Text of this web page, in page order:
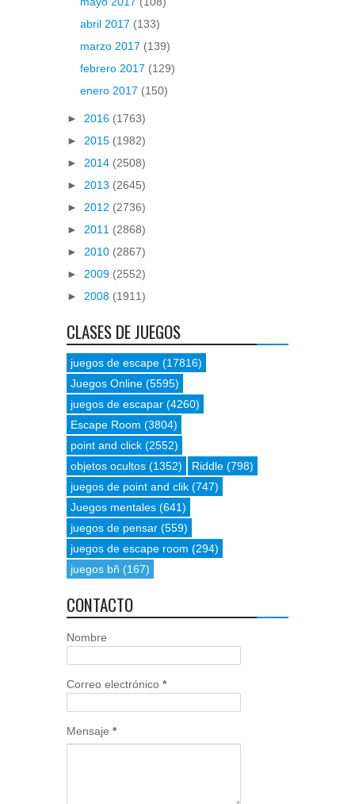
abril 2017 (133)
marzo 2017 (139)
febrero 2017 (129)
enero 2017 (150)
► 2016 (1763)
► 2015 (1982)
► 2014 (2508)
► 2013 (2645)
► 2012 (2736)
► 2011 (2868)
► 2010 (2867)
► 2009 (2552)
► 2008 (1911)
CLASES DE JUEGOS
juegos de escape (17816)
Juegos Online (5595)
juegos de escapar (4260)
Escape Room (3804)
point and click (2552)
objetos ocultos (1352) Riddle (798)
juegos de point and clik (747)
Juegos mentales (641)
juegos de pensar (559)
juegos de escape room (294)
juegos bñ (167)
CONTACTO
Nombre
Correo electrónico *
Mensaje *